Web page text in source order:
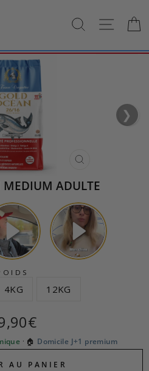
❯
›
MEDIUM ADULTE
4KG 12KG
· 🏠 Domicile J+1 premium
AU PANIER